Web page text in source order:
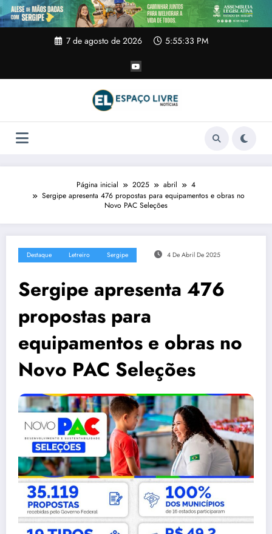
Pular
para
o
7 de agosto de 2026 5:55:33 PM
Página inicial 2025 abril
4
Sergipe apresenta 476 propostas para equipamentos e obras no
Novo PAC Seleções
Destaque Letreiro Sergipe 4 De Abril De 2025
Sergipe apresenta 476
propostas para
equipamentos e obras no
Novo PAC Seleções